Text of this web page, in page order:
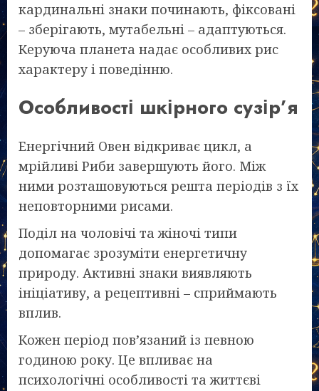
кардинальні знаки починають, фіксовані
– зберігають, мутабельні – адаптуються.
Керуюча планета надає особливих рис
характеру і поведінню.
Особливості шкірного сузір’я
Енергічний Овен відкриває цикл, а
мрійливі Риби завершують його. Між
ними розташовуються решта періодів з їх
неповторними рисами.
Поділ на чоловічі та жіночі типи
допомагає зрозуміти енергетичну
природу. Активні знаки виявляють
ініціативу, а рецептивні – сприймають
вплив.
Кожен період пов’язаний із певною
годиною року. Це впливає на
психологічні особливості та життєві